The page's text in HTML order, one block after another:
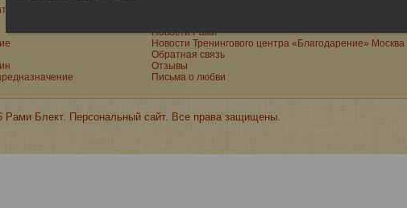
Новости Рами
Новости Тренингового центра «Благодарение» Москва
Обратная связь
Отзывы
Письма о любви
Рами Блект. Персональный сайт. Все права защищены.